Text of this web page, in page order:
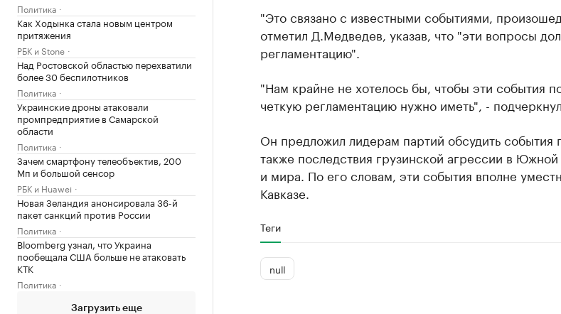
Политика
Как Ходынка стала новым центром
притяжения
РБК и Stone
Над Ростовской областью перехватили
более 30 беспилотников
Политика
Украинские дроны атаковали
промпредприятие в Самарской
области
Политика
Зачем смартфону телеобъектив, 200
Мп и большой сенсор
РБК и Huawei
Новая Зеландия анонсировала 36-й
пакет санкций против России
Политика
Bloomberg узнал, что Украина
пообещала США больше не атаковать
КТК
Политика
Загрузить еще
"Это связано с известными событиями,
отметил Д.Медведев, указав, что "эти вопросы
регламентацию".
"Нам крайне не хотелось бы, чтобы эти события
четкую регламентацию нужно иметь", -
Он предложил лидерам партий обсудить события
также последствия грузинской агрессии в
и мира. По его словам, эти события вполне
Кавказе.
Теги
null